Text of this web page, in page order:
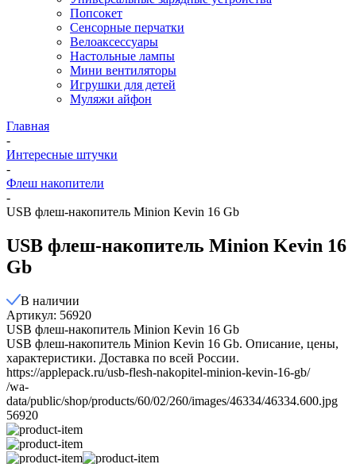
Попсокет
Сенсорные перчатки
Велоаксессуары
Настольные лампы
Мини вентиляторы
Игрушки для детей
Муляжи айфон
Главная
-
Интересные штучки
-
Флеш накопители
-
USB флеш-накопитель Minion Kevin 16 Gb
USB флеш-накопитель Minion Kevin 16
Gb
В наличии
Артикул: 56920
USB флеш-накопитель Minion Kevin 16 Gb
USB флеш-накопитель Minion Kevin 16 Gb. Описание, цены,
характеристики. Доставка по всей России.
https://applepack.ru/usb-flesh-nakopitel-minion-kevin-16-gb/
/wa-
data/public/shop/products/60/02/260/images/46334/46334.600.jpg
56920